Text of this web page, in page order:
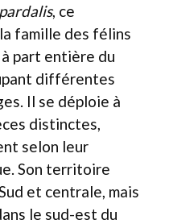
, ce
famille des félins
part entière du
différentes
Il se déploie à
distinctes,
selon leur
Son territoire
et centrale, mais
le sud-est du